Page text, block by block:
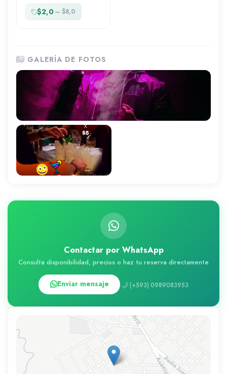
$2,0 — $8,0
GALERÍA DE FOTOS
Contactar por WhatsApp
Consulta disponibilidad, precios o haz tu reserva directamente
Enviar mensaje (+593) 0989083953